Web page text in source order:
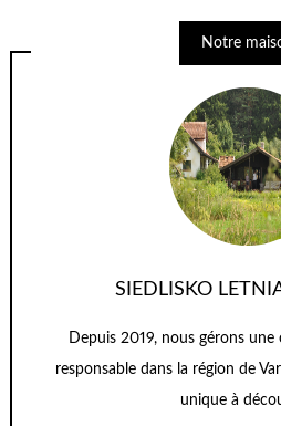
Notre
SIEDLISKO
Depuis 2019, nous gérons
responsable dans la région de
unique à